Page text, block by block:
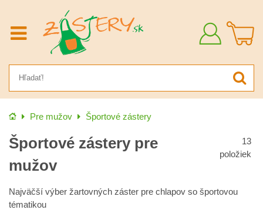
Prihlásiť
Úvod Pre mužov Športové zástery
Športové zástery pre
mužov
13
položiek
Najväčší výber žartovných záster pre chlapov so športovou
tématikou